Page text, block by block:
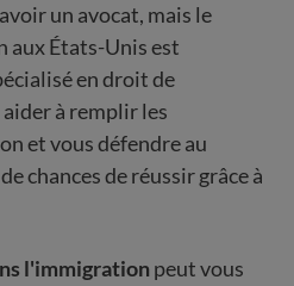
un avocat, mais le
aux États-Unis est
en droit de
à remplir les
et vous défendre au
chances de réussir grâce à
l'immigration peut vous